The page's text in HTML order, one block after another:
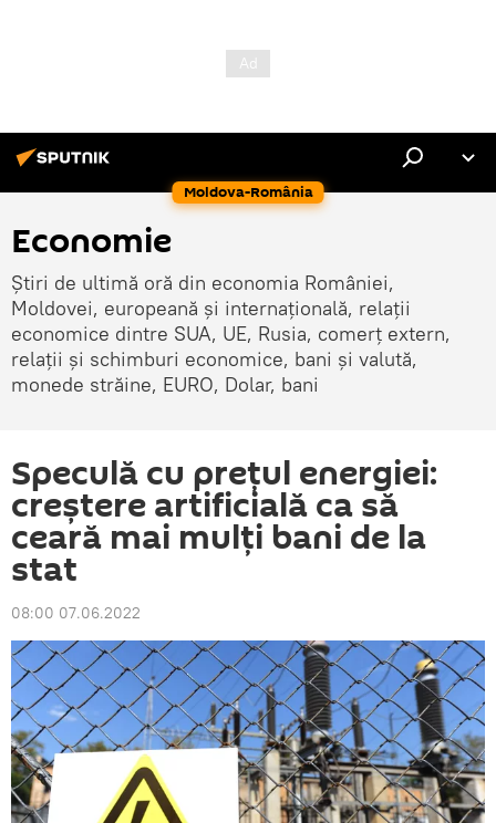
Moldova-România
Economie
Știri de ultimă oră din economia României,
Moldovei, europeană și internațională, relații
economice dintre SUA, UE, Rusia, comerț extern,
relații și schimburi economice, bani și valută,
monede străine, EURO, Dolar, bani
Speculă cu prețul energiei:
creștere artificială ca să
ceară mai mulți bani de la
stat
08:00 07.06.2022